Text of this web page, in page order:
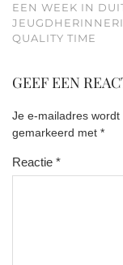
EEN WEEK IN
QUALITY TIME
GEEF EEN
Je e-mailadres wordt
gemarkeerd met *
Reactie *